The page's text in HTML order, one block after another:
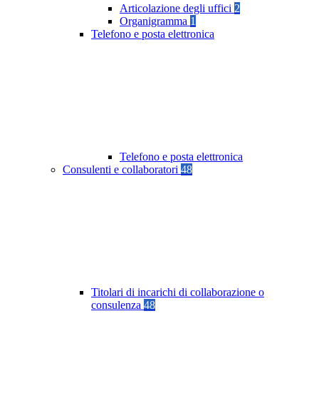
Articolazione degli uffici 2
Organigramma 1
Telefono e posta elettronica
Telefono e posta elettronica
Consulenti e collaboratori 48
Titolari di incarichi di collaborazione o
consulenza 48